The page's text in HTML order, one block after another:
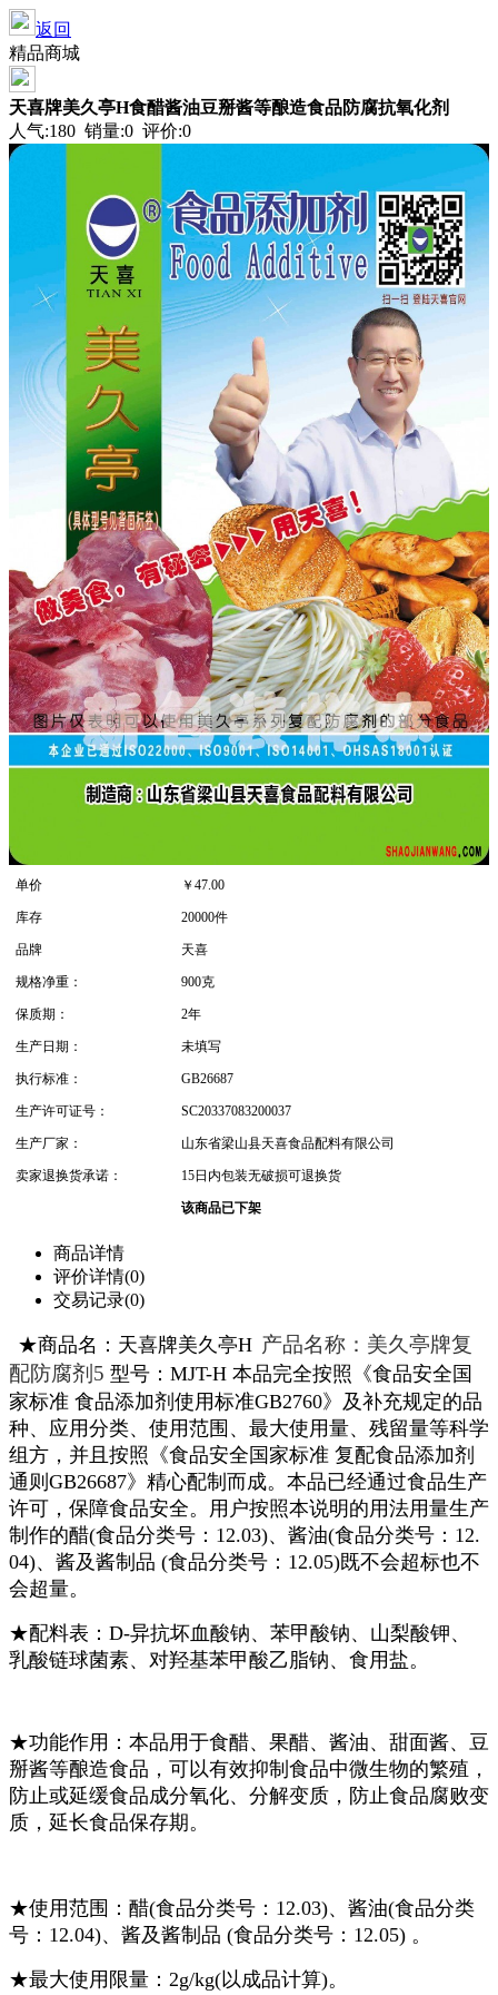
返回
精品商城
天喜牌美久亭H食醋酱油豆掰酱等酿造食品防腐抗氧化剂
人气:180 销量:0 评价:0
单价 ￥ 47.00
库存 20000件
品牌 天喜
规格净重： 900克
保质期： 2年
生产日期： 未填写
执行标准： GB26687
生产许可证号： SC20337083200037
生产厂家： 山东省梁山县天喜食品配料有限公司
卖家退换货承诺： 15日内包装无破损可退换货
该商品已下架
商品详情
评价详情(0)
交易记录(0)
★商品名：天喜牌美久亭H 产品名称：美久亭牌复
配防腐剂5 型号：MJT-H 本品完全按照《食品安全国
家标准 食品添加剂使用标准GB2760》及补充规定的品
种、应用分类、使用范围、最大使用量、残留量等科学
组方，并且按照《食品安全国家标准 复配食品添加剂
通则GB26687》精心配制而成。本品已经通过食品生产
许可，保障食品安全。用户按照本说明的用法用量生产
制作的醋(食品分类号：12.03)、酱油(食品分类号：12.
04)、酱及酱制品 (食品分类号：12.05)既不会超标也不
会超量。
★配料表：D-异抗坏血酸钠、苯甲酸钠、山梨酸钾、
乳酸链球菌素、对羟基苯甲酸乙脂钠、食用盐。
★功能作用：本品用于食醋、果醋、酱油、甜面酱、豆
掰酱等酿造食品，可以有效抑制食品中微生物的繁殖，
防止或延缓食品成分氧化、分解变质，防止食品腐败变
质，延长食品保存期。
★使用范围：醋(食品分类号：12.03)、酱油(食品分类
号：12.04)、酱及酱制品 (食品分类号：12.05) 。
★最大使用限量：2g/kg(以成品计算)。